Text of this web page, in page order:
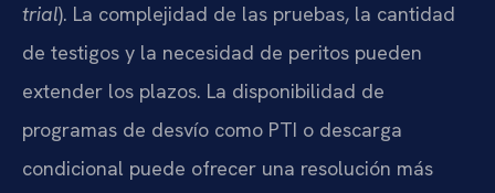
trial). La complejidad de las pruebas, la cantidad
de testigos y la necesidad de peritos pueden
extender los plazos. La disponibilidad de
programas de desvío como PTI o descarga
condicional puede ofrecer una resolución más